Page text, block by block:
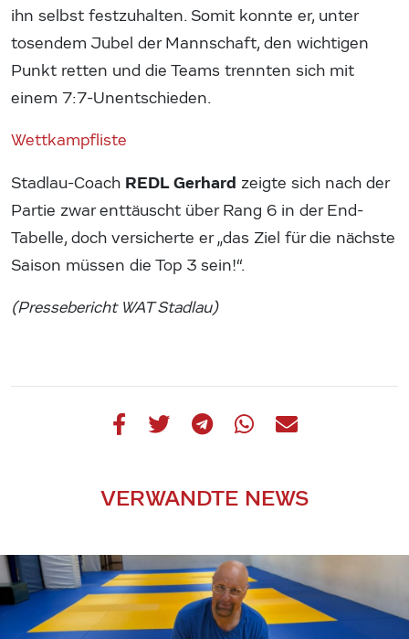
ihn selbst festzuhalten. Somit konnte er, unter
tosendem Jubel der Mannschaft, den wichtigen
Punkt retten und die Teams trennten sich mit
einem 7:7-Unentschieden.
Wettkampfliste
Stadlau-Coach REDL Gerhard zeigte sich nach der
Partie zwar enttäuscht über Rang 6 in der End-
Tabelle, doch versicherte er „das Ziel für die nächste
Saison müssen die Top 3 sein!“.
(Pressebericht WAT Stadlau)
VERWANDTE NEWS